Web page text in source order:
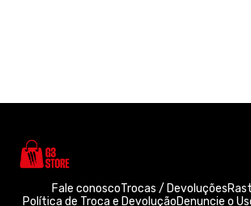
Fale conoscoTrocas / Devoluções
Política de Troca e DevoluçãoDenuncie o